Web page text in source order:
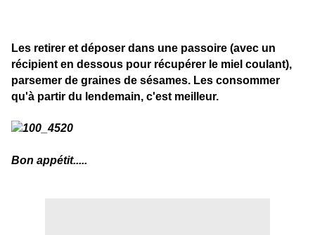
Les retirer et déposer dans une passoire (avec un
récipient en dessous pour récupérer le miel coulant),
parsemer de graines de sésames. Les consommer
qu'à partir du lendemain, c'est meilleur.
Bon appétit.....